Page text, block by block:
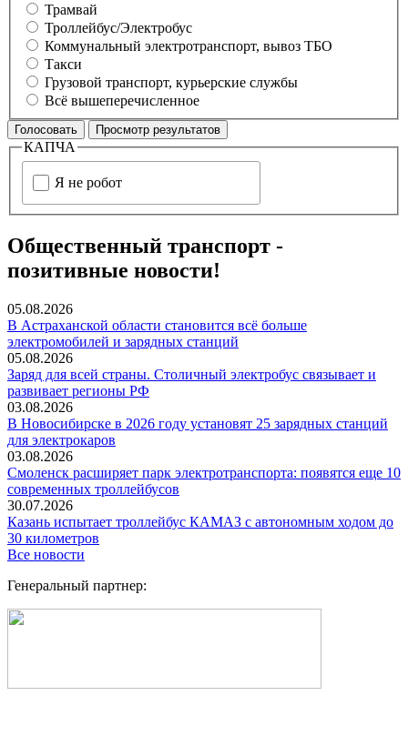
Трамвай
Троллейбус/Электробус
Коммунальный электротранспорт, вывоз ТБО
Такси
Грузовой транспорт, курьерские службы
Всё вышеперечисленное
КАПЧА
Я не робот
Общественный транспорт -
позитивные новости!
05.08.2026
В Астраханской области становится всё больше
электромобилей и зарядных станций
05.08.2026
Заряд для всей страны. Столичный электробус связывает и
развивает регионы РФ
03.08.2026
В Новосибирске в 2026 году установят 25 зарядных станций
для электрокаров
03.08.2026
Смоленск расширяет парк электротранспорта: появятся еще 10
современных троллейбусов
30.07.2026
Казань испытает троллейбус КАМАЗ с автономным ходом до
30 километров
Все новости
Генеральный партнер: